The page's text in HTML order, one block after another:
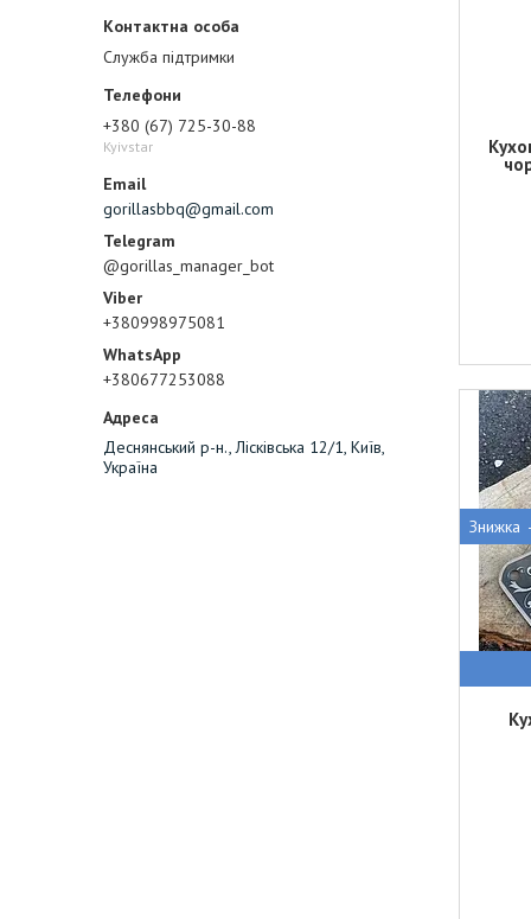
Служба підтримки
+380 (67) 725-30-88
Kyivstar
gorillasbbq@gmail.com
@gorillas_manager_bot
+380998975081
+380677253088
Деснянський р-н., Лісківська 12/1, Київ,
Україна